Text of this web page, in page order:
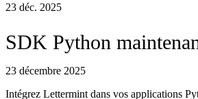
23 déc. 2025
SDK Python
23 décembre 2025
Intégrez Lettermint dans vos applications